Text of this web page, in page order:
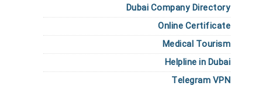
Dubai Company Directory
Online Certificate
Medical Tourism
Helpline in Dubai
Telegram VPN